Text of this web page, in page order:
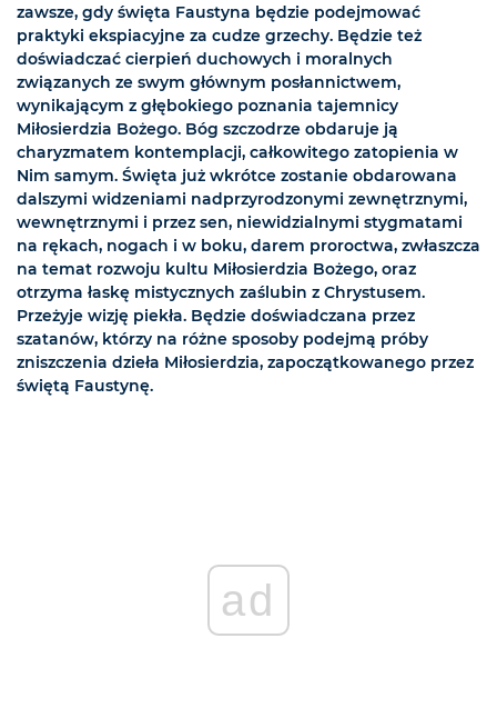
zawsze, gdy święta Faustyna będzie podejmować
praktyki ekspiacyjne za cudze grzechy. Będzie też
doświadczać cierpień duchowych i moralnych
związanych ze swym głównym posłannictwem,
wynikającym z głębokiego poznania tajemnicy
Miłosierdzia Bożego. Bóg szczodrze obdaruje ją
charyzmatem kontemplacji, całkowitego zatopienia w
Nim samym. Święta już wkrótce zostanie obdarowana
dalszymi widzeniami nadprzyrodzonymi zewnętrznymi,
wewnętrznymi i przez sen, niewidzialnymi stygmatami
na rękach, nogach i w boku, darem proroctwa, zwłaszcza
na temat rozwoju kultu Miłosierdzia Bożego, oraz
otrzyma łaskę mistycznych zaślubin z Chrystusem.
Przeżyje wizję piekła. Będzie doświadczana przez
szatanów, którzy na różne sposoby podejmą próby
zniszczenia dzieła Miłosierdzia, zapoczątkowanego przez
świętą Faustynę.
ad